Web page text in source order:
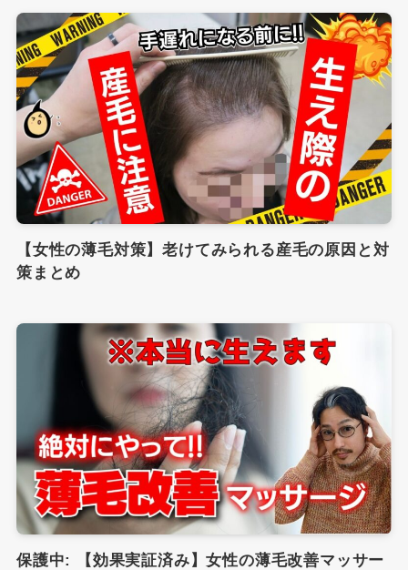
【女性の薄毛対策】老けてみられる産毛の原因と対
策まとめ
保護中: 【効果実証済み】女性の薄毛改善マッサー